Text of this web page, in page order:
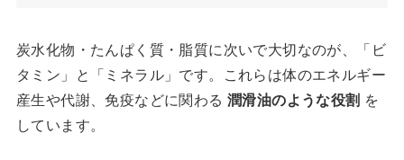
炭水化物・たんぱく質・脂質に次いで大切なのが、「ビ
タミン」と「ミネラル」です。これらは体のエネルギー
産生や代謝、免疫などに関わる 潤滑油のような役割 を
しています。